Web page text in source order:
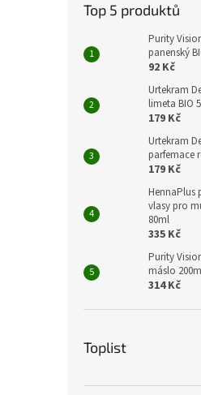
Top 5 produktů
Purity
panenský
92 Kč
Urtekram
limeta BIO
179 Kč
Urtekram
parfemace
179 Kč
HennaPlus
vlasy pro
80ml
335 Kč
Purity
máslo
314 Kč
Toplist